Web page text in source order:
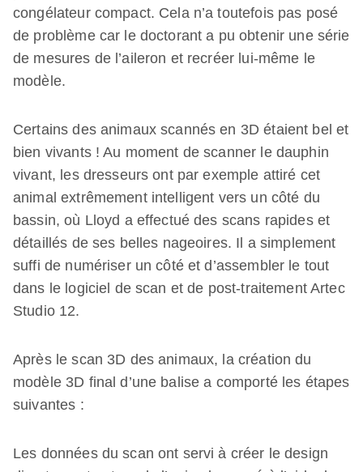
congélateur compact. Cela n’a toutefois pas posé
de problème car le doctorant a pu obtenir une série
de mesures de l’aileron et recréer lui-même le
modèle.
Certains des animaux scannés en 3D étaient bel et
bien vivants ! Au moment de scanner le dauphin
vivant, les dresseurs ont par exemple attiré cet
animal extrêmement intelligent vers un côté du
bassin, où Lloyd a effectué des scans rapides et
détaillés de ses belles nageoires. Il a simplement
suffi de numériser un côté et d’assembler le tout
dans le logiciel de scan et de post-traitement Artec
Studio 12.
Après le scan 3D des animaux, la création du
modèle 3D final d’une balise a comporté les étapes
suivantes :
Les données du scan ont servi à créer le design